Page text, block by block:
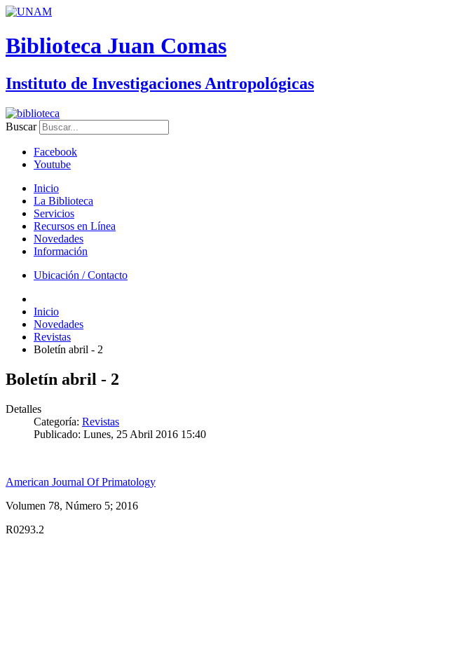
Biblioteca Juan Comas
Instituto de Investigaciones Antropológicas
Buscar
Facebook
Youtube
Inicio
La Biblioteca
Servicios
Recursos en Línea
Novedades
Información
Ubicación / Contacto
Inicio
Novedades
Revistas
Boletín abril - 2
Boletín abril - 2
Detalles
Categoría: Revistas
Publicado: Lunes, 25 Abril 2016 15:40
American Journal Of Primatology
Volumen 78, Número 5; 2016
R0293.2